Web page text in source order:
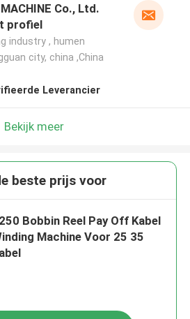
MACHINE Co., Ltd.
profiel
industry , humen
city, china ,China
Leverancier
Bekijk meer
beste prijs voor
Bobbin Reel Pay Off Kabel
Machine Voor 25 35